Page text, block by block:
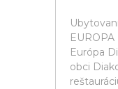
Európa
obci